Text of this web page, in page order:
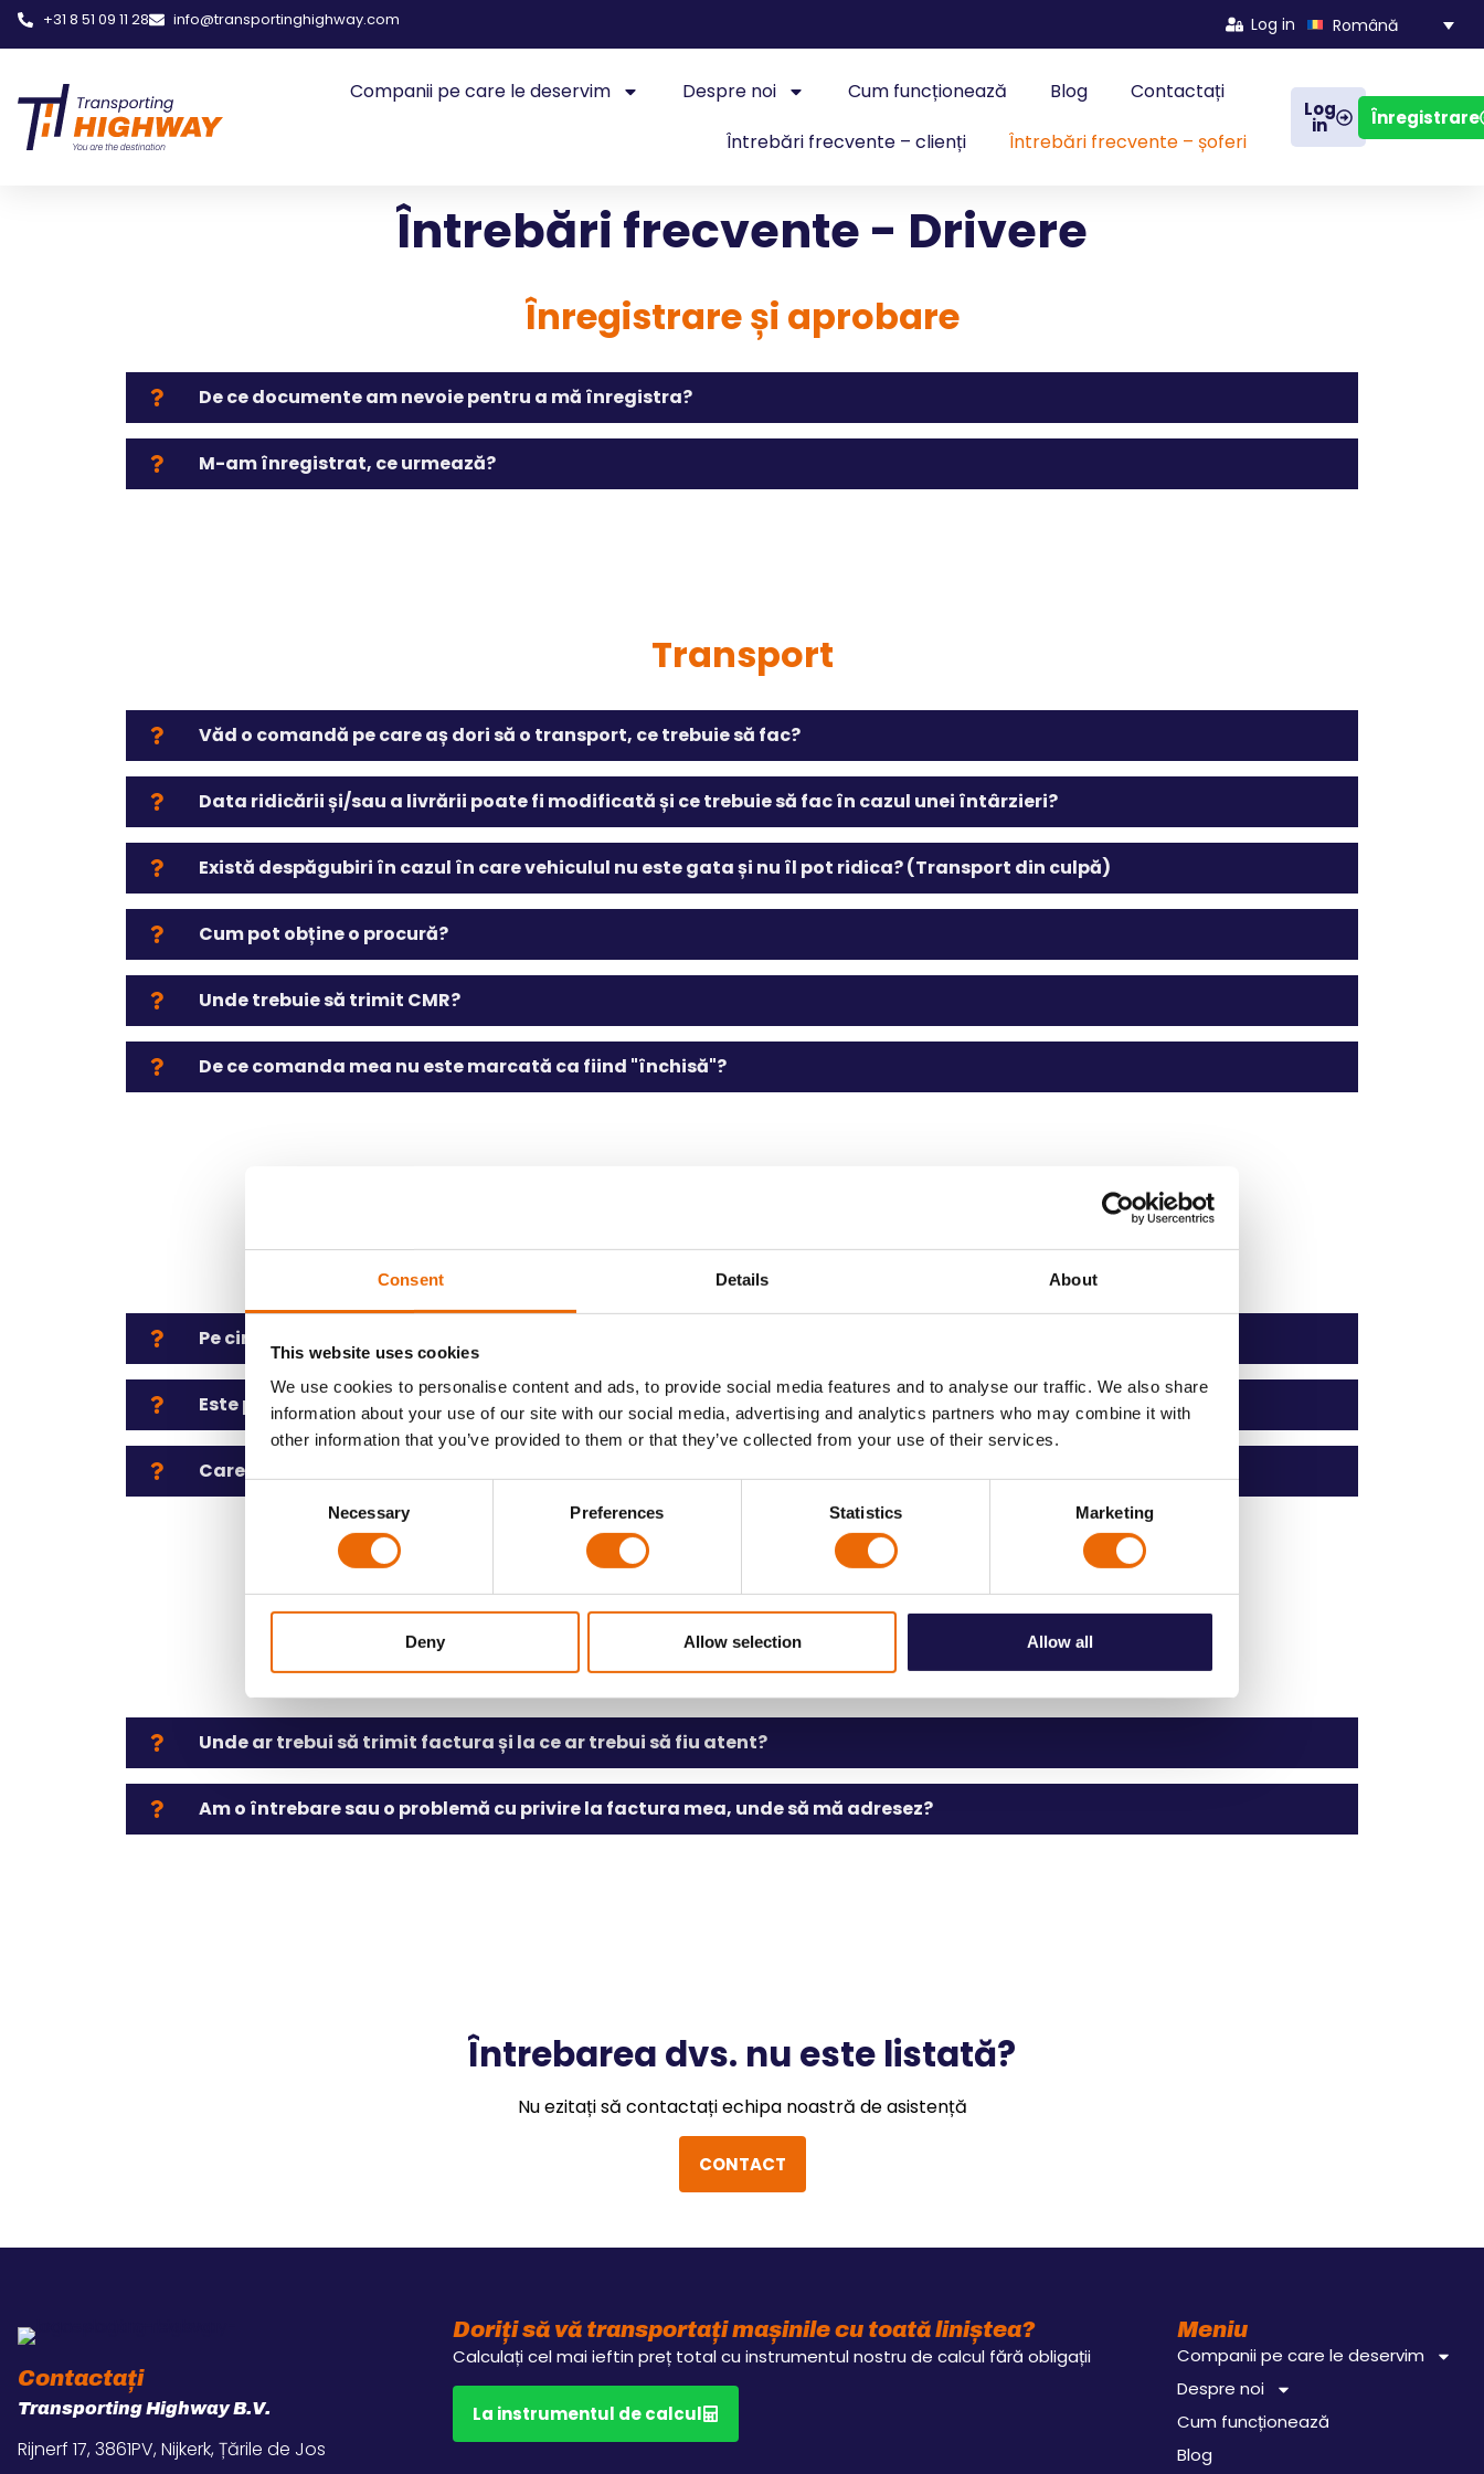
Consent Details About
This website uses cookies
We use cookies to personalise content and ads, to provide social media features and to analyse our traffic. We also share
information about your use of our site with our social media, advertising and analytics partners who may combine it with
other information that you’ve provided to them or that they’ve collected from your use of their services.
Necessary Preferences Statistics Marketing
Deny Allow selection Allow all
+31 8 51 09 11 28 info@transportinghighway.com Log in Română
Companii pe care le deservim Despre noi Cum funcționează Blog
Contactați
Întrebări frecvente – clienți
Întrebări frecvente – șoferi
Log
in Înregistrare
Întrebări frecvente - Drivere
Înregistrare și aprobare
De ce documente am nevoie pentru a mă înregistra?
M-am înregistrat, ce urmează?
Transport
Văd o comandă pe care aș dori să o transport, ce trebuie să fac?
Data ridicării și/sau a livrării poate fi modificată și ce trebuie să fac în cazul unei întârzieri?
Există despăgubiri în cazul în care vehiculul nu este gata și nu îl pot ridica? (Transport din culpă)
Cum pot obține o procură?
Unde trebuie să trimit CMR?
De ce comanda mea nu este marcată ca fiind "închisă"?
Contact și probleme
Pe cine ar trebui să contactez dacă întâmpin probleme?
Este posibil să anulați o comandă?
Care sunt orele dvs. de program?
Plăți și prețuri
Unde ar trebui să trimit factura și la ce ar trebui să fiu atent?
Am o întrebare sau o problemă cu privire la factura mea, unde să mă adresez?
Întrebarea dvs. nu este listată?
Nu ezitați să contactați echipa noastră de asistență
CONTACT
Contactați
Transporting Highway B.V.
Rijnerf 17, 3861PV, Nijkerk, Țările de Jos
Doriți să vă transportați mașinile cu toată liniștea?
Calculați cel mai ieftin preț total cu instrumentul nostru de calcul fără obligații
La instrumentul de calcul
Meniu
Companii pe care le deservim
Despre noi
Cum funcționează
Blog